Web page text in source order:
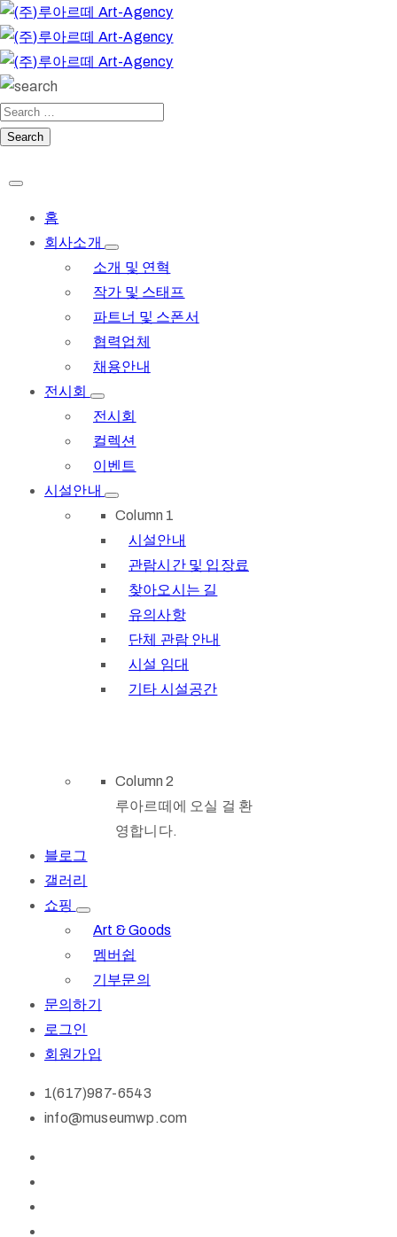
홈
회사소개
소개 및 연혁
작가 및 스태프
파트너 및 스폰서
협력업체
채용안내
전시회
전시회
컬렉션
이벤트
시설안내
Column 1
시설안내
관람시간 및 입장료
찾아오시는 길
유의사항
단체 관람 안내
시설 임대
기타 시설공간
Column 2
루아르떼에 오실 걸 환
영합니다.
블로그
갤러리
쇼핑
Art & Goods
멤버쉽
기부문의
문의하기
로그인
회원가입
1(617)987-6543
info@museumwp.com